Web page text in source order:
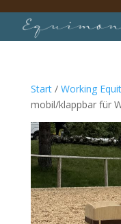
Start/ Working
mobil/klappbar für